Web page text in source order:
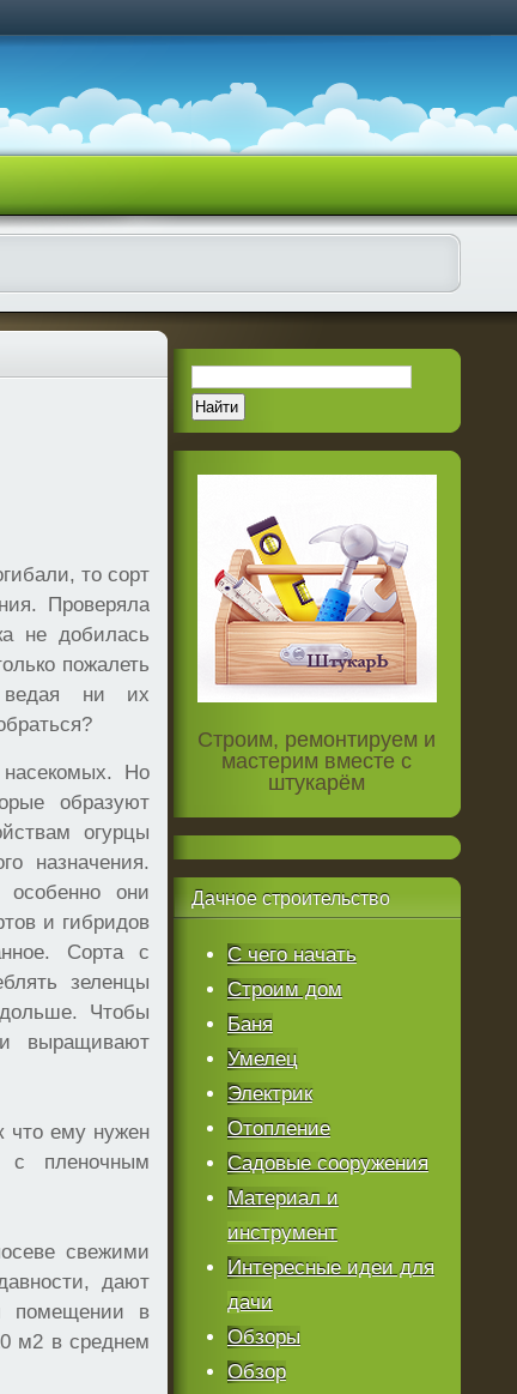
то сорт
Проверяла
не добилась
пожалеть
ведая ни их
Но
образуют
огурцы
назначения.
они
и гибридов
Сорта с
зеленцы
Чтобы
выращивают
что ему нужен
с пленочным
свежими
дают
помещении в
м2 в среднем
Строим, ремонтируем и
мастерим вместе с
штукарём
Дачноестроительство
С чего начать
Строим дом
Баня
Умелец
Электрик
Отопление
Садовые сооружения
Материал и
инструмент
Интересные идеи для
дачи
Обзоры
Обзор